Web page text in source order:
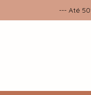
--- Até